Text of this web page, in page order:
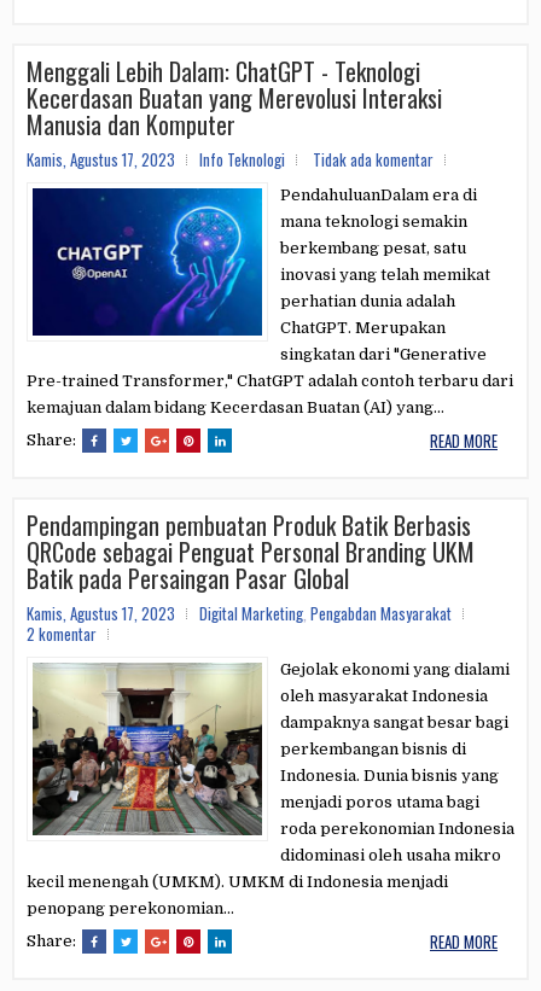
Menggali Lebih Dalam: ChatGPT - Teknologi
Kecerdasan Buatan yang Merevolusi Interaksi
Manusia dan Komputer
Kamis, Agustus 17, 2023 Info Teknologi Tidak ada komentar
PendahuluanDalam era di
mana teknologi semakin
berkembang pesat, satu
inovasi yang telah memikat
perhatian dunia adalah
ChatGPT. Merupakan
singkatan dari "Generative
Pre-trained Transformer," ChatGPT adalah contoh terbaru dari
kemajuan dalam bidang Kecerdasan Buatan (AI) yang...
Share:
READ MORE
Pendampingan pembuatan Produk Batik Berbasis
QRCode sebagai Penguat Personal Branding UKM
Batik pada Persaingan Pasar Global
Kamis, Agustus 17, 2023 Digital Marketing, Pengabdan Masyarakat
2 komentar
Gejolak ekonomi yang dialami
oleh masyarakat Indonesia
dampaknya sangat besar bagi
perkembangan bisnis di
Indonesia. Dunia bisnis yang
menjadi poros utama bagi
roda perekonomian Indonesia
didominasi oleh usaha mikro
kecil menengah (UMKM). UMKM di Indonesia menjadi
penopang perekonomian...
Share:
READ MORE